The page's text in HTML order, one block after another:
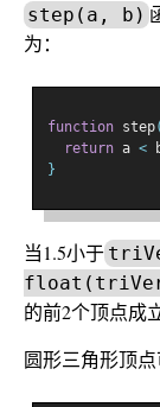
step(a, b)
为：
function step(
return a <
}
当1.5小于
的前2个顶点成
圆形三角形顶点